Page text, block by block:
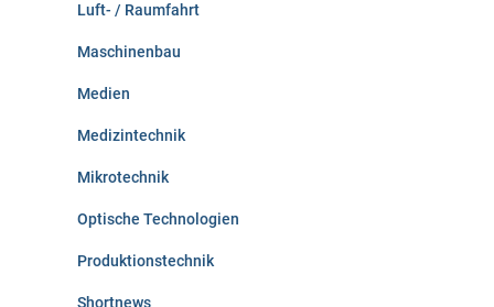
Luft- / Raumfahrt
Maschinenbau
Medien
Medizintechnik
Mikrotechnik
Optische Technologien
Produktionstechnik
Shortnews